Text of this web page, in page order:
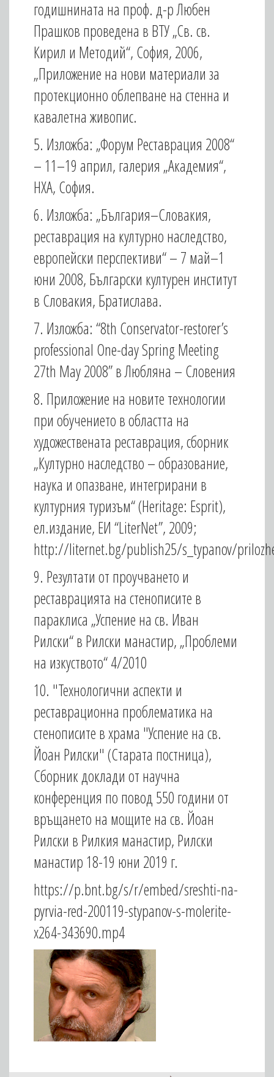
годишнината на проф. д-р Любен
Прашков проведена в ВТУ „Св. св.
Кирил и Методий“, София, 2006,
„Приложение на нови материали за
протекционно облепване на стенна и
кавалетна живопис.
5. Изложба: „Форум Реставрация 2008“
– 11–19 април, галерия „Академия“,
НХА, София.
6. Изложба: „България–Словакия,
реставрация на културно наследство,
европейски перспективи“ – 7 май–1
юни 2008, Български културен институт
в Словакия, Братислава.
7. Изложба: “8th Conservator-restorer’s
professional One-day Spring Meeting
27th May 2008” в Любляна – Словения
8. Приложение на новите технологии
при обучението в областта на
художествената реставрация, сборник
„Културно наследство – образование,
наука и опазване, интегрирани в
културния туризъм“ (Heritage: Esprit),
ел.издание, ЕИ “LiterNet”, 2009;
http://liternet.bg/publish25/s_typanov/
9. Резултати от проучването и
реставрацията на стенописите в
параклиса „Успение на св. Иван
Рилски“ в Рилски манастир, „Проблеми
на изкуството“ 4/2010
10. "Технологични аспекти и
реставрационна проблематика на
стенописите в храма "Успение на св.
Йоан Рилски" (Старата постница),
Сборник доклади от научна
конференция по повод 550 години от
връщането на мощите на св. Йоан
Рилски в Рилкия манастир, Рилски
манастир 18-19 юни 2019 г.
https://p.bnt.bg/s/r/embed/sreshti-na-
pyrvia-red-200119-stypanov-s-molerite-
x264-343690.mp4